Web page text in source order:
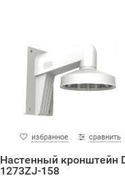
избранное сравнить
Настенный кронштейн
1273ZJ-158